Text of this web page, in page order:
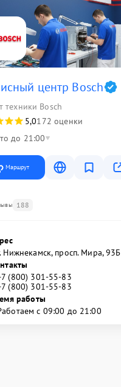
центр Bosch
техники Bosch
5,0172 оценки
до 21:00
Маршрут
188
Нижнекамск, просп. Мира, 93Б
(800) 301-55-83
(800) 301-55-83
работы
с 09:00 до 21:00